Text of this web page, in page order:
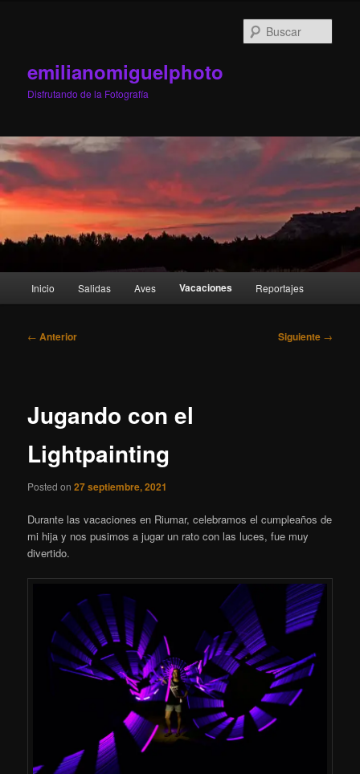
emilianomiguelphoto
Disfrutando de la Fotografía
Inicio Salidas Aves Vacaciones Reportajes
Navegación
← Anterior Siguiente →
Jugando con el
Lightpainting
Posted on27 septiembre, 2021
Durante las vacaciones en Riumar, celebramos el cumpleaños de
mi hija y nos pusimos a jugar un rato con las luces, fue muy
divertido.